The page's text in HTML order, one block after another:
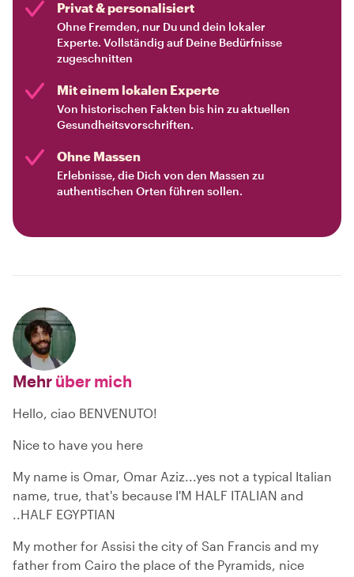
Privat & personalisiert
Ohne Fremden, nur Du und dein lokaler
Experte. Vollständig auf Deine Bedürfnisse
zugeschnitten
Mit einem lokalen Experte
Von historischen Fakten bis hin zu aktuellen
Gesundheitsvorschriften.
Ohne Massen
Erlebnisse, die Dich von den Massen zu
authentischen Orten führen sollen.
Mehr über mich
Hello, ciao BENVENUTO!
Nice to have you here
My name is Omar, Omar Aziz...yes not a typical Italian
name, true, that's because I'M HALF ITALIAN and
..HALF EGYPTIAN
My mother for Assisi the city of San Francis and my
father from Cairo the place of the Pyramids, nice